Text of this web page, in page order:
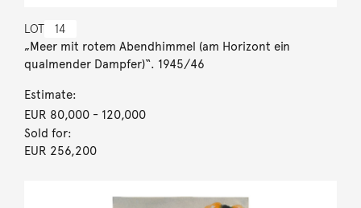
LOT 14
„Meer mit rotem Abendhimmel (am Horizont ein
qualmender Dampfer)“. 1945/46
Estimate:
EUR 80,000- 120,000
Sold for:
EUR 256,200